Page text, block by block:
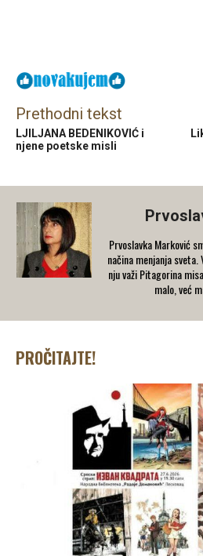
Prethodni tekst
LJILJANA BEDENIKOVIĆ i
njene poetske misli
Prvoslavka Marković
načina menjanja
nju važi Pitagorina
malo, već
PROČITAJTE!